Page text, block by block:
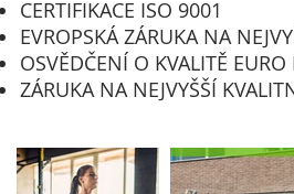
CERTIFIKACE ISO 9001
EVROPSKÁ ZÁRUKA NA
OSVĚDČENÍ O KVALITĚ EURO
ZÁRUKA NA NEJVYŠŠÍ